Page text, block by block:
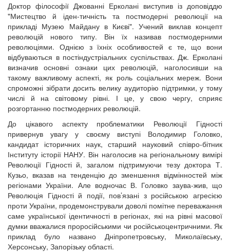
Доктор філософії Джованні Ерколані виступив із доповіддю
"Мистецтво й іден-тичність та постмодерні революції на
прикладі Музею Майдану в Києві". Учений виклав концепт
революцій нового типу. Він їх називав постмодерними
революціями. Однією з їхніх особливостей є те, що вони
відбуваються в постіндустріальних суспільствах. Дж. Ерколані
визначив основні ознаки цих революцій, наголосивши на
такому важливому аспекті, як роль соціальних мереж. Вони
спроможні зібрати досить велику аудиторію підтримки, у тому
числі й на світовому рівні. І це, у свою чергу, сприяє
розгортанню постмодерних революцій.
До цікавого аспекту проблематики Революції Гідності
привернув увагу у своєму виступі Володимир Головко,
кандидат історичних наук, старший науковий співро-бітник
Інституту історії НАНУ. Він наголосив на регіональному вимірі
Революції Гідності й, загалом підтримуючи тезу доктора Т.
Кузьо, вказав на тенденцію до зменшення відмінностей між
регіонами України. Але водночас В. Головко заува-жив, що
Революція Гідності й події, пов’язані з російською агресією
проти України, продемонстрували доволі помітне переважання
саме української ідентичності в регіонах, які на рівні масової
думки вважалися проросійськими чи російськоцентричними. Як
приклад було названо Дніпропетровську, Миколаївську,
Херсонську, Запорізьку області.